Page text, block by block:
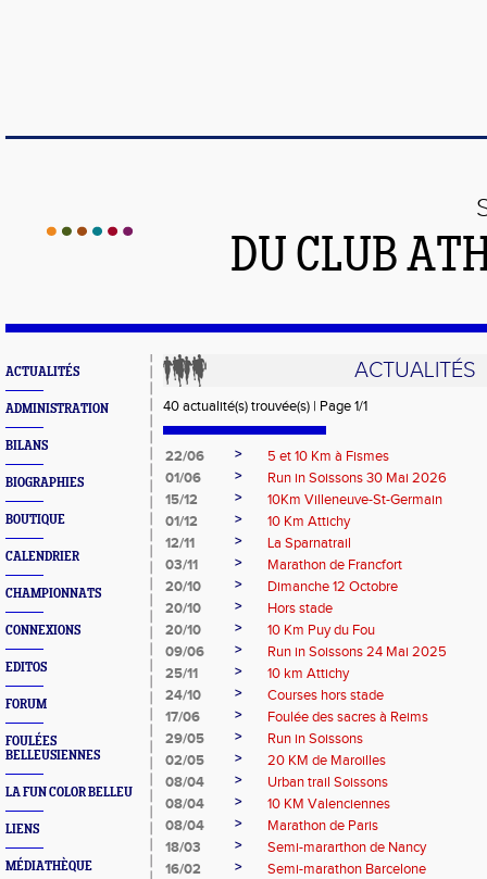
DU CLUB
ACTUALITÉS
ADMINISTRATION
BILANS
BIOGRAPHIES
BOUTIQUE
CALENDRIER
CHAMPIONNATS
CONNEXIONS
EDITOS
FORUM
FOULÉES
BELLEUSIENNES
LA FUN COLOR BELLEU
LIENS
MÉDIATHÈQUE
ACTUALITÉS
40 actualité(s) trouvée(s) | Page 1/1
22/06 >
5 et 10 Km à Fismes
01/06
>
Run in Soissons 30 Mai 2026
15/12
>
10Km Villeneuve-St-Germain
01/12
>
10 Km Attichy
12/11
>
La Sparnatrail
03/11
>
Marathon de Francfort
20/10
>
Dimanche 12 Octobre
20/10
>
Hors stade
20/10
>
10 Km Puy du Fou
09/06
>
Run in Soissons 24 Mai 2025
25/11
>
10 km Attichy
24/10
>
Courses hors stade
17/06
>
Foulée des sacres à Reims
29/05
>
Run in Soissons
02/05
>
20 KM de Maroilles
08/04
>
Urban trail Soissons
08/04
>
10 KM Valenciennes
08/04
>
Marathon de Paris
18/03
>
Semi-mararthon de Nancy
16/02
>
Semi-marathon Barcelone